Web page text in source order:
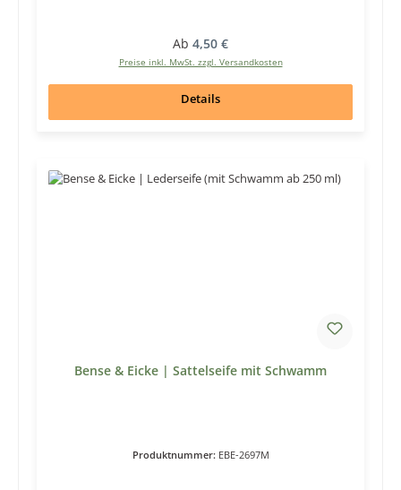
Regulärer Preis:
Ab 4,50 €
Preise inkl. MwSt. zzgl. Versandkosten
Details
Bense & Eicke | Sattelseife mit Schwamm
Produktnummer: EBE-2697M